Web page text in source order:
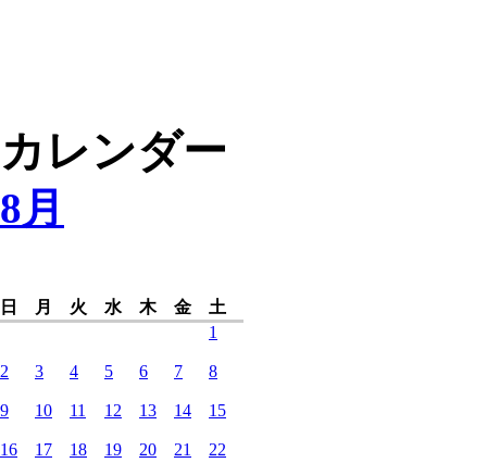
カレンダー
8月
日 月 火 水 木 金
土
1
2 3 4 5 6 7 8
9 10 11 12 13 14 15
16 17 18 19 20 21 22